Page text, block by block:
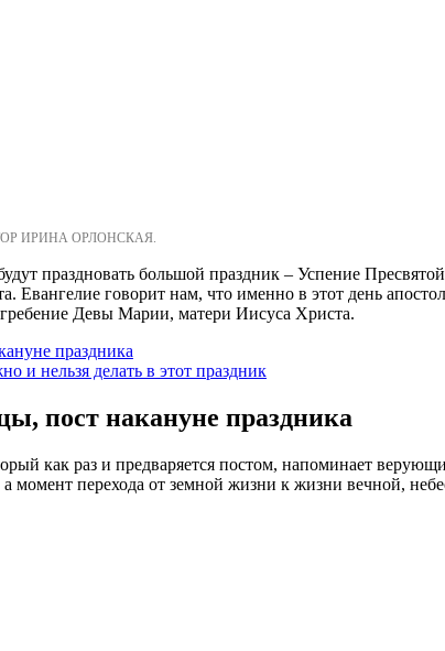
ИРИНА ОРЛОНСКАЯ.
праздновать большой праздник – Успение
Евангелие говорит нам, что именно в этот день
Девы Марии, матери Иисуса Христа.
праздника
и нельзя делать в этот праздник
пост накануне праздника
как раз и предваряется постом, напоминает
момент перехода от земной жизни к жизни вечной,